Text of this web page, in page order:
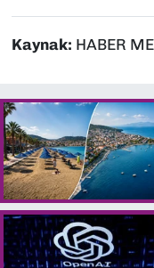
Kaynak: HABER